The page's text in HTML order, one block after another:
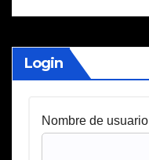
Login
Nombre de usuario